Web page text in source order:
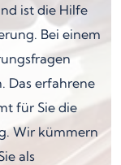
ist die Hilfe
Bei einem
Das erfahrene
für Sie die
Wir kümmern
als